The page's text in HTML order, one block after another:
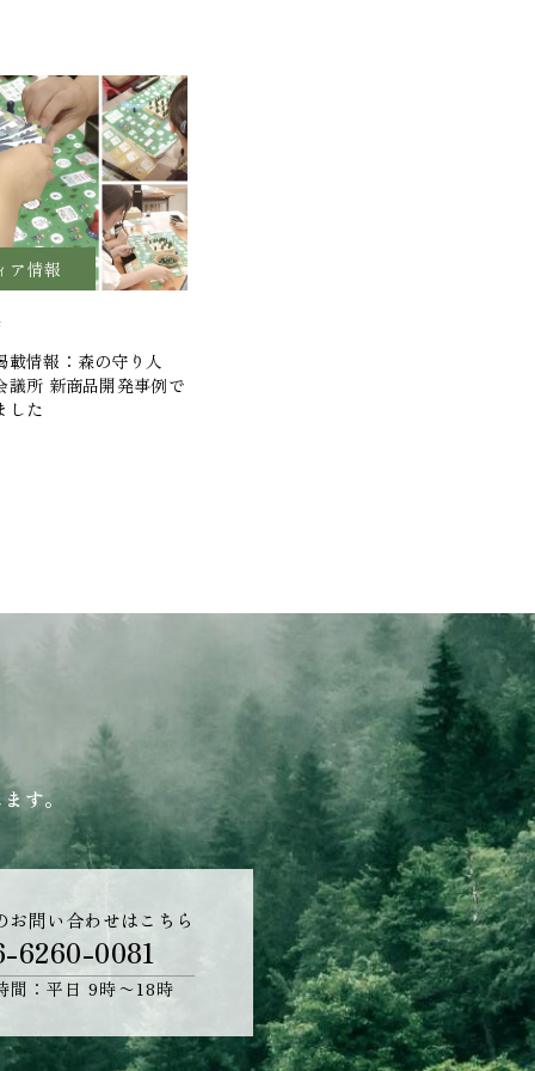
ア情報
載情報：森の守り人
議所 新商品開発事例で
した
す。
お問い合わせはこちら
6260-0081
間：平日 9時〜18時